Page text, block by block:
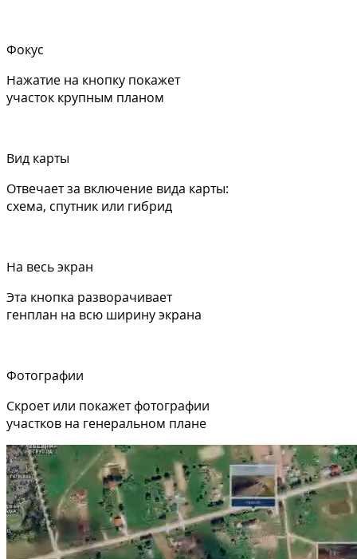
Фокус
Нажатие на кнопку покажет
участок крупным планом
Вид карты
Отвечает за включение вида карты:
схема, спутник или гибрид
На весь экран
Эта кнопка разворачивает
генплан на всю ширину экрана
Фотографии
Скроет или покажет фотографии
участков на генеральном плане